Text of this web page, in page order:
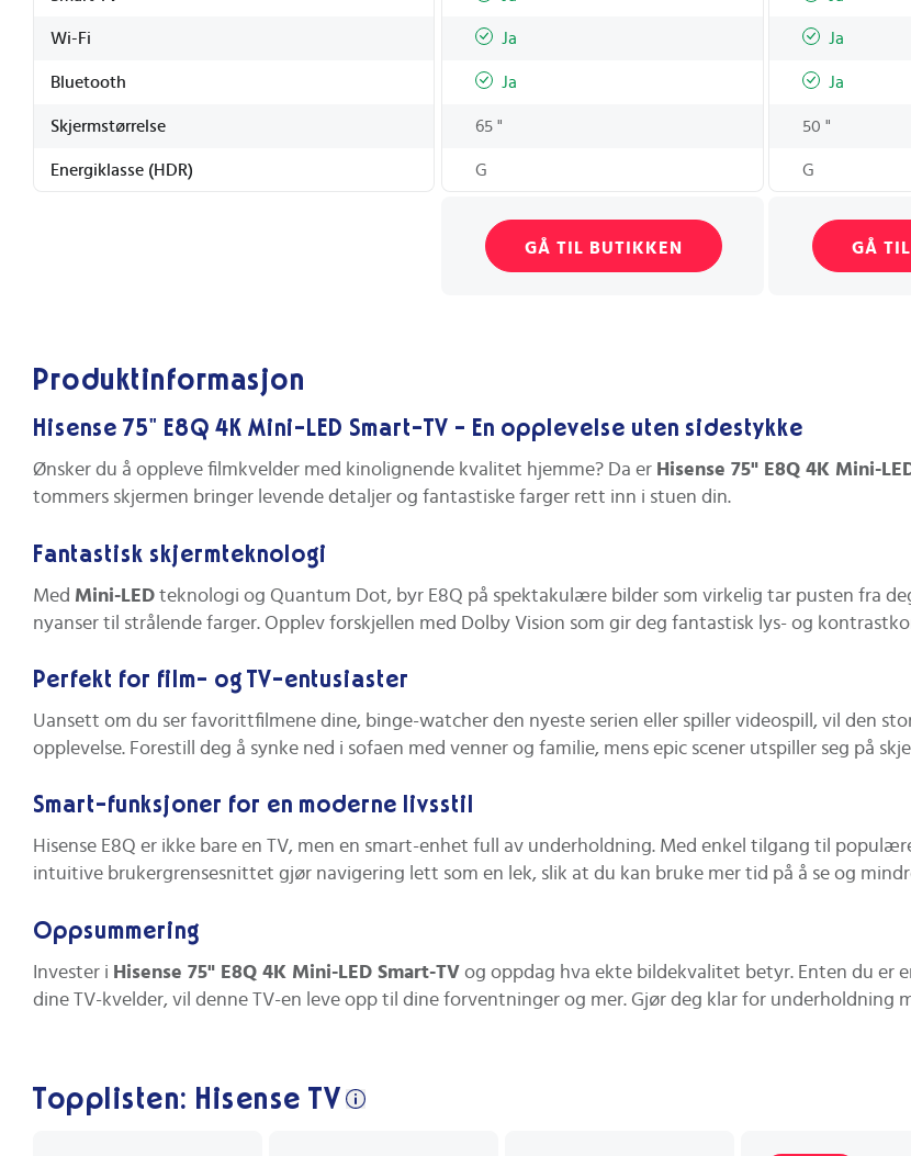
Wi-Fi Ja Ja
Bluetooth Ja Ja
Skjermstørrelse 65 " 50 "
Energiklasse (HDR) G G
GÅ TIL BUTIKKEN GÅ
Produktinformasjon
Hisense 75" E8Q 4K Mini-LED Smart-TV - En opplevelse uten sidestykke
Ønsker du å oppleve filmkvelder med kinolignende kvalitet hjemme? Da er Hisense 75" E8Q 4K Mini-
tommers skjermen bringer levende detaljer og fantastiske farger rett inn i stuen din.
Fantastisk skjermteknologi
Med Mini-LED teknologi og Quantum Dot, byr E8Q på spektakulære bilder som virkelig tar pusten fra
nyanser til strålende farger. Opplev forskjellen med Dolby Vision som gir deg fantastisk lys- og
Perfekt for film- og TV-entusiaster
Uansett om du ser favorittfilmene dine, binge-watcher den nyeste serien eller spiller videospill, vil den
opplevelse. Forestill deg å synke ned i sofaen med venner og familie, mens epic scener utspiller seg på
Smart-funksjoner for en moderne livsstil
Hisense E8Q er ikke bare en TV, men en smart-enhet full av underholdning. Med enkel tilgang til
intuitive brukergrensesnittet gjør navigering lett som en lek, slik at du kan bruke mer tid på å se og
Oppsummering
Invester i Hisense 75" E8Q 4K Mini-LED Smart-TV og oppdag hva ekte bildekvalitet betyr. Enten du er
dine TV-kvelder, vil denne TV-en leve opp til dine forventninger og mer. Gjør deg klar for underholdning
Topplisten: Hisense TV